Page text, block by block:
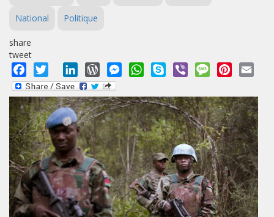
National Politique
share
tweet
Facebook
Twitter LinkedInWordPressMessengerWhatsApp
Skype Viber MessagePinterest